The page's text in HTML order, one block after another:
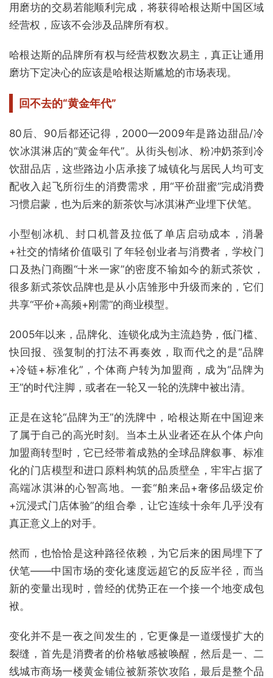
用磨坊的交易若能顺利完成，将获得哈根达斯中国区域
经营权，应该不会涉及品牌所有权。
哈根达斯的品牌所有权与经营权数次易主，真正让通用
磨坊下定决心的应该是哈根达斯尴尬的市场表现。
回不去的“黄金年代”
80后、90后都还记得，2000—2009年是路边甜品/冷
饮冰淇淋店的“黄金年代”。从街头刨冰、粉冲奶茶到冷
饮甜品店，这些路边小店承接了城镇化与居民人均可支
配收入起飞所衍生的消费需求，用“平价甜蜜”完成消费
习惯启蒙，也为后来的新茶饮与冰淇淋产业埋下伏笔。
小型刨冰机、封口机普及拉低了单店启动成本，消暑
+社交的情绪价值吸引了年轻创业者与消费者，学校门
口及热门商圈“十米一家”的密度不输如今的新式茶饮，
很多新式茶饮品牌也是从小店雏形中升级而来的，它们
共享“平价+高频+刚需”的商业模型。
2005年以来，品牌化、连锁化成为主流趋势，低门槛、
快回报、强复制的打法不再奏效，取而代之的是“品牌
+冷链+标准化”，个体商户转为加盟商，成为“品牌为
王”的时代注脚，或者在一轮又一轮的洗牌中被出清。
正是在这轮“品牌为王”的洗牌中，哈根达斯在中国迎来
了属于自己的高光时刻。当本土从业者还在从个体户向
加盟商转型时，它已经带着成熟的全球品牌叙事、标准
化的门店模型和进口原料构筑的品质壁垒，牢牢占据了
高端冰淇淋的心智高地。一套“舶来品+奢侈品级定价
+沉浸式门店体验”的组合拳，让它连续十余年几乎没有
真正意义上的对手。
然而，也恰恰是这种路径依赖，为它后来的困局埋下了
伏笔——中国市场的变化速度远超它的反应半径，而当
新的变量出现时，曾经的优势正在一个接一个地变成包
袱。
变化并不是一夜之间发生的，它更像是一道缓慢扩大的
裂缝，首先是消费者的价格敏感被唤醒，然后是一、二
线城市商场一楼黄金铺位被新茶饮攻陷，最后是整个品